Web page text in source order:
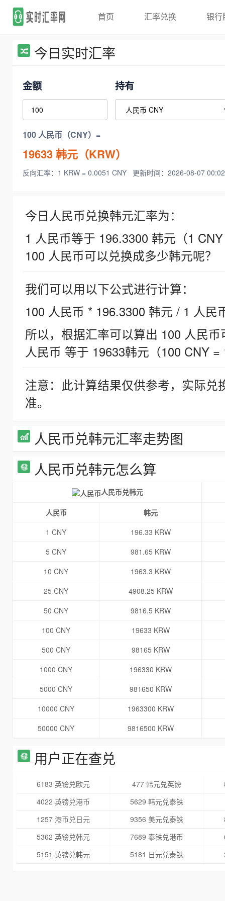
首页 汇率兑换 银行
今日实时汇率
金额 持有
100 人民币（CNY）=
19633韩元（KRW）
反向汇率：1 KRW = 0.0051 CNY 更新时间：2026-08-07
今日人民币兑换韩元汇率为：
1 人民币等于 196.3300 韩元（1
100 人民币可以兑换成多少韩元呢？
我们可以用以下公式进行计算：
100 人民币 * 196.3300 韩元 / 1 人民
所以，根据汇率可以算出 100 人民
人民币 等于 19633韩元（100 CNY =
注意：此计算结果仅供参考，实际
准。
人民币兑韩元汇率走势图
人民币兑韩元怎么算
人民币兑韩元
人民币
韩元
1 CNY
196.33 KRW
5 CNY
981.65 KRW
10 CNY
1963.3 KRW
25 CNY
4908.25 KRW
50 CNY
9816.5 KRW
100 CNY
19633 KRW
500 CNY
98165 KRW
1000 CNY
196330 KRW
5000 CNY
981650 KRW
10000 CNY
1963300 KRW
50000 CNY
9816500 KRW
用户正在查兑
6183 英镑兑欧元 477 韩元兑英镑
4022 英镑兑港币
5629 韩元兑泰铢
1257 港币兑日元
9356 美元兑泰铢
5362 英镑兑韩元
7689 泰铢兑港币
5151 英镑兑韩元
5181 日元兑泰铢